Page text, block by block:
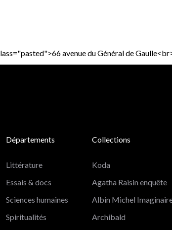
avenue du Général de
Départements
Littérature
Essais & docs
Sciences humaines
Spiritualités
Collections
Koda
Agatha Raisin enquête
Albin Michel
Archibald